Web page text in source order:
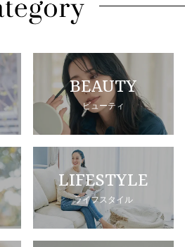
BEAUTY
ビューティ
LIFESTYLE
ライフスタイル